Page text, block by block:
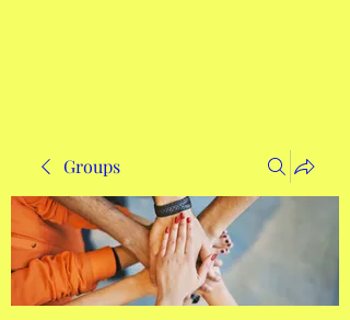
Groups